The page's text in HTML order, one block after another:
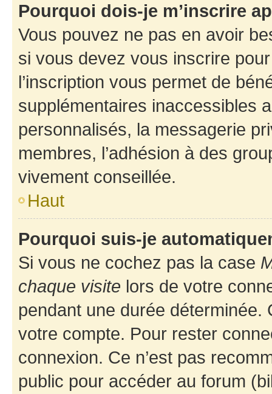
Pourquoi dois-je m’inscrire
Vous pouvez ne pas en avoir
si vous devez vous inscrire
l’inscription vous permet de
supplémentaires inaccessibles
personnalisés, la messagerie
membres, l’adhésion à des
vivement conseillée.
Haut
Pourquoi suis-je
Si vous ne cochez pas la case
chaque visite lors de votre
pendant une durée déterminée.
votre compte. Pour rester
connexion. Ce n’est pas
public pour accéder au forum